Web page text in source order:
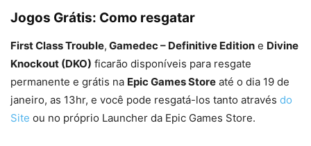
Jogos Grátis: Como resgatar
First Class Trouble, Gamedec – Definitive Edition e Divine
Knockout (DKO) ficarão disponíveis para resgate
permanente e grátis na Epic Games Store até o dia 19 de
janeiro, as 13hr, e você pode resgatá-los tanto através do
Site ou no próprio Launcher da Epic Games Store.